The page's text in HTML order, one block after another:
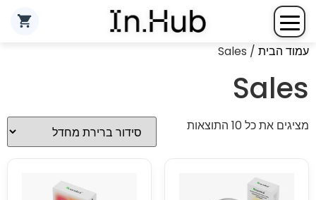
עמוד הבית / Sales
Sales
מציגים את כל ⁦10⁩ התוצאות